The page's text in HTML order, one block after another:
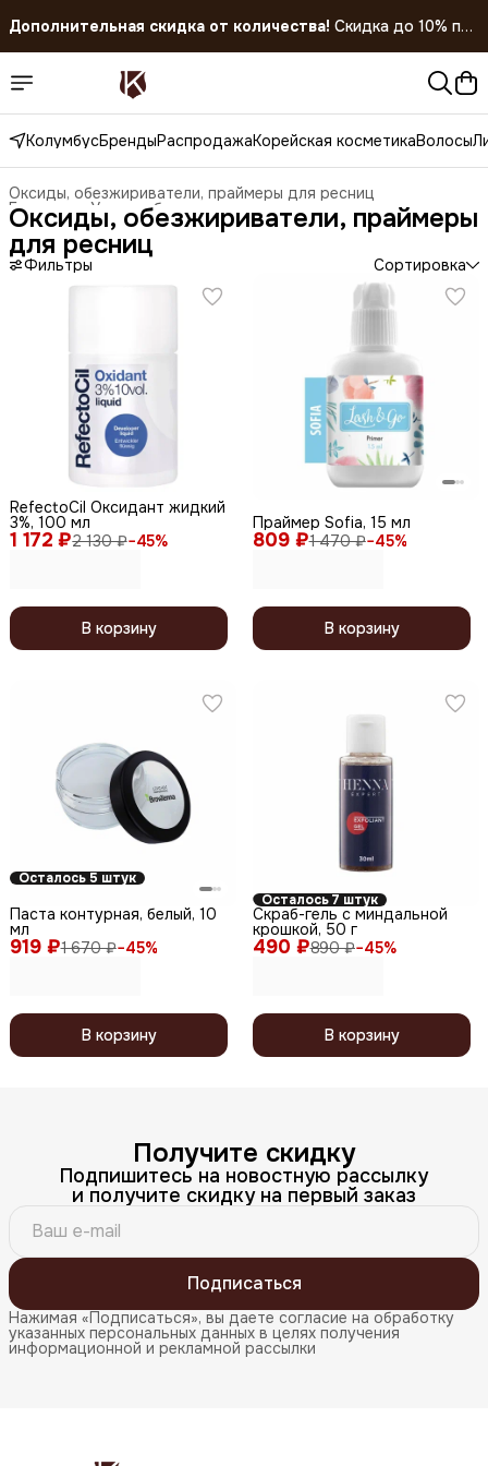
Дополнительная скидка от количества! Скидка до 10% при
Скидка 45% на все товары до 31.07.2026
КолумбусБрендыРаспродажаКорейская косметикаВолосы
Оксиды, обезжириватели, праймеры для ресниц
Уход за бровями и ресницами
Главная ›
Оксиды, обезжириватели, праймеры
для ресниц
Фильтры Сортировка
1 172 ₽2 130 ₽−45%
RefectoCil Оксидант жидкий
3%, 100 мл
В корзину
809 ₽1 470 ₽−45%
Праймер Sofia, 15 мл
В корзину
Осталось 5 штук
919 ₽1 670 ₽−45%
Паста контурная, белый, 10
мл
В корзину
Осталось 7 штук
490 ₽890 ₽−45%
Скраб-гель с миндальной
крошкой, 50 г
В корзину
Получите скидку
Подпишитесь на новостную рассылку
и получите скидку на первый заказ
Подписаться
Нажимая «Подписаться», вы даете согласие на обработку
указанных персональных данных в целях получения
информационной и рекламной рассылки